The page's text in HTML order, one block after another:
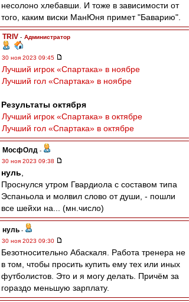
несолоно хлебавши. И тоже в зависимости от
того, каким виски МанЮня примет "Баварию".
TRIV - Администратор
30 ноя 2023 09:45
Лучший игрок «Спартака» в ноябре
Лучший гол «Спартака» в ноябре
Результаты октября
Лучший игрок «Спартака» в октябре
Лучший гол «Спартака» в октябре
МосфОлд -
30 ноя 2023 09:38
нуль
Проснулся утром Гвардиола с составом типа
Эспаньола и молвил слово от души, - пошли
все шейхи на... (мн.число)
нуль -
30 ноя 2023 09:30
Безотносительно Абаскаля. Работа тренера не
в том, чтобы просить купить ему тех или иных
футболистов. Это и я могу делать. Причём за
гораздо меньшую зарплату.